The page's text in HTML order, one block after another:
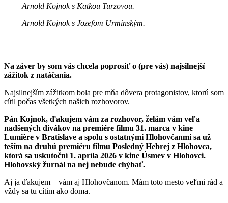
Arnold Kojnok s Katkou Turzovou.
Arnold Kojnok s Jozefom Urminským.
Na záver by som vás chcela poprosiť o (pre vás) najsilnejší
zážitok z natáčania.
Najsilnejším zážitkom bola pre mňa dôvera protagonistov, ktorú som
cítil počas všetkých našich rozhovorov.
Pán Kojnok, ďakujem vám za rozhovor, želám vám veľa
nadšených divákov na premiére filmu 31. marca v kine
Lumière v Bratislave a spolu s ostatnými Hlohovčanmi sa už
teším na druhú premiéru filmu Posledný Hebrej z Hlohovca,
ktorá sa uskutoční 1. apríla 2026 v kine Úsmev v Hlohovci.
Hlohovský žurnál na nej nebude chýbať.
Aj ja ďakujem – vám aj Hlohovčanom. Mám toto mesto veľmi rád a
vždy sa tu cítim ako doma.